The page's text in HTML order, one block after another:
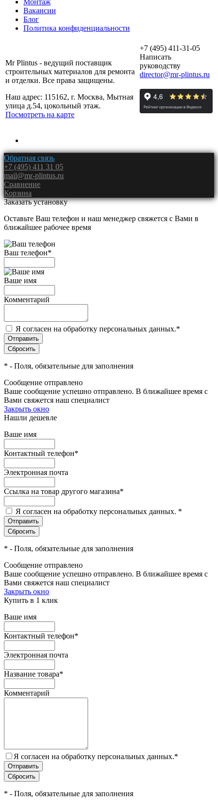
Вакансии
Блог
Политика конфиденциальности
Mr Plintus - ведущий поставщик
строительных материалов для ремонта
и отделки. Все права защищены.
Наш адрес: 115162, г. Москва, Мытная
улица д.54, цокольный этаж.
Посмотреть на карте
+7 (495) 411-31-05
Написать
руководству
director@mr-plintus.ru
Обратная связь
+7 (495) 411 31 05
mail@mr-plintus.ru
Сравнение
Корзина
Заказать установку
Оставьте Ваш телефон и наш менеджер свяжется с Вами в
ближайшее рабочее время
Ваш телефон*
Ваше имя
Комментарий
Я согласен на обработку персональных данных.*
* - Поля, обязательные для заполнения
Сообщение отправлено
Ваше сообщение успешно отправлено. В ближайшее время с
Вами свяжется наш специалист
Закрыть окно
Нашли дешевле
Ваше имя
Контактный телефон*
Электронная почта
Ссылка на товар другого магазина*
Я согласен на обработку персональных данных. *
* - Поля, обязательные для заполнения
Сообщение отправлено
Ваше сообщение успешно отправлено. В ближайшее время с
Вами свяжется наш специалист
Закрыть окно
Купить в 1 клик
Ваше имя
Контактный телефон*
Электронная почта
Название товара*
Комментарий
Я согласен на обработку персональных данных.*
* - Поля, обязательные для заполнения